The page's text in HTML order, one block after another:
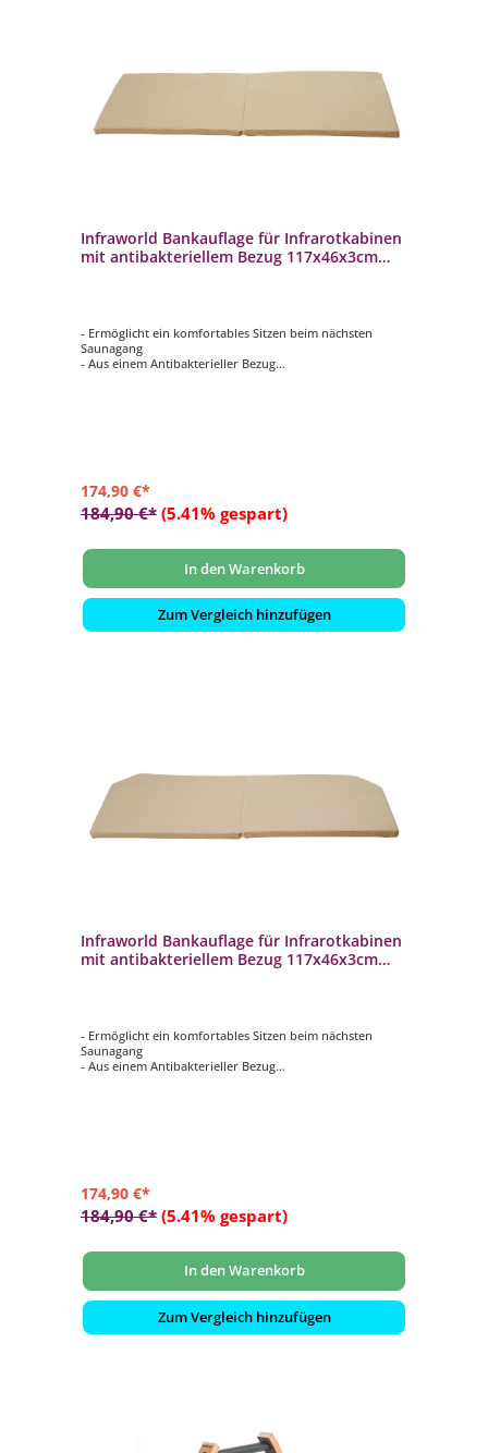
Infraworld Bankauflage für Infrarotkabinen
mit antibakteriellem Bezug 117x46x3cm
- Ermöglicht ein komfortables Sitzen beim nächsten
Saunagang
- Aus einem Antibakterieller Bezug
174,90 €*
184,90 €* (5.41% gespart)
In den Warenkorb
Zum Vergleich hinzufügen
Infraworld Bankauflage für Infrarotkabinen
mit antibakteriellem Bezug 117x46x3cm
- Ermöglicht ein komfortables Sitzen beim nächsten
Saunagang
- Aus einem Antibakterieller Bezug
174,90 €*
184,90 €* (5.41% gespart)
In den Warenkorb
Zum Vergleich hinzufügen